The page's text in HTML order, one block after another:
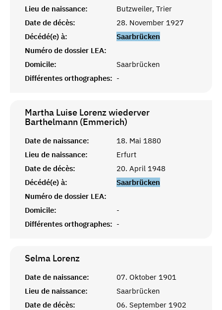
Lieu de naissance:
Butzweiler, Trier
Date de décès:
28. November 1927
Décédé(e) à:
Saarbrücken
Numéro de dossier LEA:
Domicile:
Saarbrücken
Différentes orthographes: -
Martha Luise Lorenz wiederver
Barthelmann (Emmerich)
Date de naissance:
18. Mai 1880
Lieu de naissance:
Erfurt
Date de décès:
20. April 1948
Décédé(e) à:
Saarbrücken
Numéro de dossier LEA:
Domicile:
-
Différentes orthographes: -
Selma Lorenz
Date de naissance:
07. Oktober 1901
Lieu de naissance:
Saarbrücken
Date de décès:
06. September 1902